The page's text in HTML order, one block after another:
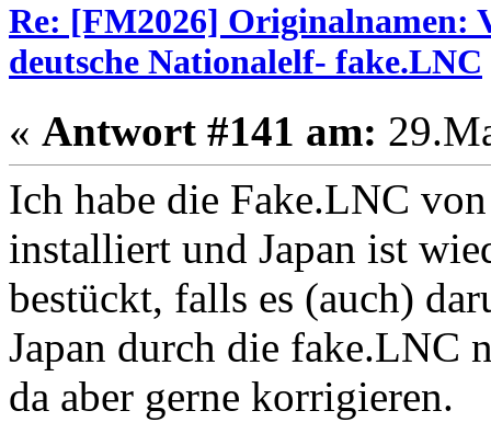
Re: [FM2026] Originalnamen:
deutsche Nationalelf- fake.LNC
« Antwort #141 am:
Ich habe die Fake.LNC
installiert und Japan ist
bestückt, falls es (auch)
Japan durch die fake.LNC
da aber gerne korrigieren.